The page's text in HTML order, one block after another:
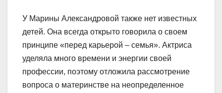
У Марины Александровой также нет известных
детей. Она всегда открыто говорила о своем
принципе «перед карьерой – семья». Актриса
уделяла много времени и энергии своей
профессии, поэтому отложила рассмотрение
вопроса о материнстве на неопределенное